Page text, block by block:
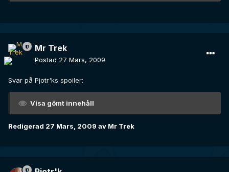
Mr Trek
Postad 27 Mars, 2009
Svar på Pjotr'ks spoiler:
Visa gömt innehåll
Redigerad 27 Mars, 2009 av Mr Trek